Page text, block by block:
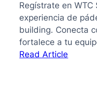
Regístrate en
experiencia de
building. Conecta
fortalece a tu
Read Article